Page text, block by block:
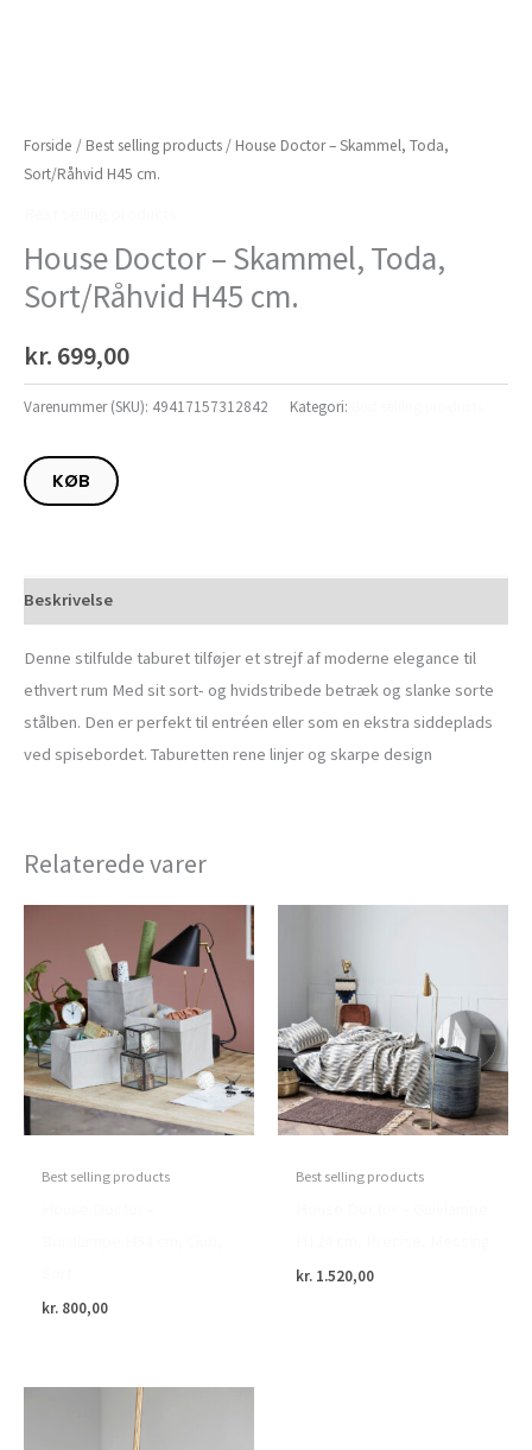
Forside / Best selling products / House Doctor – Skammel, Toda,
Sort/Råhvid H45 cm.
House Doctor – Skammel, Toda,
Sort/Råhvid H45 cm.
kr. 699,00
Varenummer (SKU): 49417157312842 Kategori:
KØB
Beskrivelse
Denne stilfulde taburet tilføjer et strejf af moderne elegance til
ethvert rum Med sit sort- og hvidstribede betræk og slanke sorte
stålben. Den er perfekt til entréen eller som en ekstra siddeplads
ved spisebordet. Taburetten rene linjer og skarpe design
Relaterede varer
Best selling products
kr. 800,00
Best selling products
kr. 1.520,00